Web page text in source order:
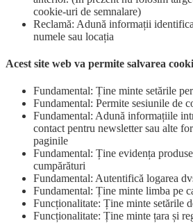
cookie-uri de semnalare)
Reclamă: Adună informații
numele sau locația
Acest site web va permite salvarea
Fundamental: Ține minte setările
Fundamental: Permite sesiunile de
Fundamental: Adună informațiile
contact pentru newsletter sau alte
paginile
Fundamental: Ține evidența
cumpărături
Fundamental: Autentifică logarea
Fundamental: Ține minte limba pe
Funcționalitate: Ține minte setările
Funcționalitate: Ține minte țara și